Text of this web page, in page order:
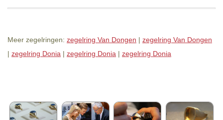
Meer zegelringen: zegelring Van Dongen | zegelring Van Dongen
| zegelring Donia | zegelring Donia | zegelring Donia